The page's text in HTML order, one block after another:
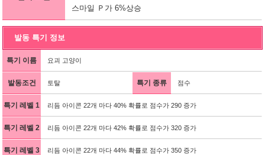
스마일 Ｐ가 6%상승
발동 특기 정보
특기 이름 요괴 고양이
발동조건 토탈 특기 종류 점수
특기 레벨 1 리듬 아이콘 22개 마다 40% 확률로 점수가 290 증가
특기 레벨 2 리듬 아이콘 22개 마다 42% 확률로 점수가 320 증가
특기 레벨 3 리듬 아이콘 22개 마다 44% 확률로 점수가 350 증가